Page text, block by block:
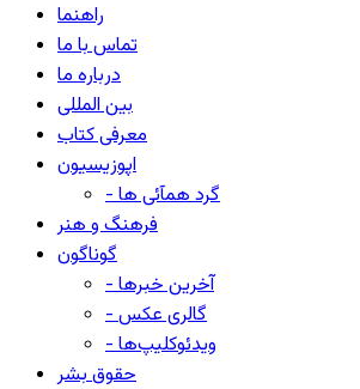
راهنما
تماس با ما
درباره ما
بین المللی
معرفی کتاب
اپوزیسیون
- گرد همآئی ها
فرهنگ و هنر
گوناگون
- آخرین خبرها
- گالری عکس
- ویدئوکلیپ‌ها
حقوق بشر